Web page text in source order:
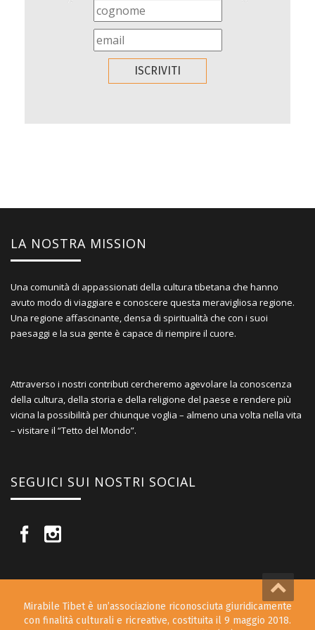
LA NOSTRA MISSION
Una comunità di appassionati della cultura tibetana che hanno
avuto modo di viaggiare e conoscere questa meravigliosa regione.
Una regione affascinante, densa di spiritualità che con i suoi
paesaggi e la sua gente è capace di riempire il cuore.
Attraverso i nostri contributi cercheremo agevolare la conoscenza
della cultura, della storia e della religione del paese e rendere più
vicina la possibilità per chiunque voglia – almeno una volta nella vita
– visitare il “Tetto del Mondo”.
SEGUICI SUI NOSTRI SOCIAL
Mirabile Tibet è un’associazione riconosciuta giuridicamente
con finalità culturali e ricreative, costituita il 9 maggio 2018.